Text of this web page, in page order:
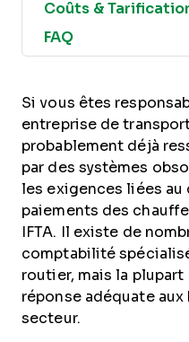
Coûts &
FAQ
Si vous êtes
entreprise de
probablement déjà
par des systèmes
les exigences liées au
paiements des
IFTA. Il existe de
comptabilité
routier, mais la
réponse adéquate
secteur.